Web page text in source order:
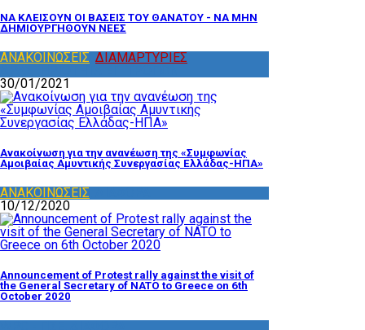
ΝΑ ΚΛΕΙΣΟΥΝ ΟΙ ΒΑΣΕΙΣ ΤΟΥ ΘΑΝΑΤΟΥ - ΝΑ ΜΗΝ
ΔΗΜΙΟΥΡΓΗΘΟΥΝ ΝΕΕΣ
ΑΝΑΚΟΙΝΩΣΕΙΣ ΔΙΑΜΑΡΤΥΡΙΕΣ
30/01/2021
Ανακοίνωση για την ανανέωση της «Συμφωνίας
Αμοιβαίας Αμυντικής Συνεργασίας Ελλάδας-ΗΠΑ»
ΑΝΑΚΟΙΝΩΣΕΙΣ
10/12/2020
Announcement of Protest rally against the visit of
the General Secretary of NATO to Greece on 6th
October 2020